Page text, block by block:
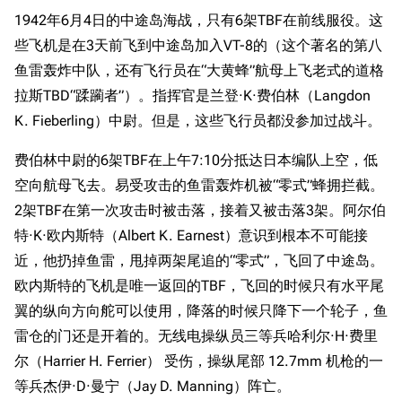
1942年6月4日的中途岛海战，只有6架TBF在前线服役。这
些飞机是在3天前飞到中途岛加入VT-8的（这个著名的第八
鱼雷轰炸中队，还有飞行员在“大黄蜂”航母上飞老式的道格
拉斯TBD“蹂躏者”）。指挥官是兰登·K·费伯林（Langdon
K. Fieberling）中尉。但是，这些飞行员都没参加过战斗。
费伯林中尉的6架TBF在上午7:10分抵达日本编队上空，低
空向航母飞去。易受攻击的鱼雷轰炸机被“零式”蜂拥拦截。
2架TBF在第一次攻击时被击落，接着又被击落3架。阿尔伯
特·K·欧内斯特（Albert K. Earnest）意识到根本不可能接
近，他扔掉鱼雷，甩掉两架尾追的“零式”，飞回了中途岛。
欧内斯特的飞机是唯一返回的TBF，飞回的时候只有水平尾
翼的纵向方向舵可以使用，降落的时候只降下一个轮子，鱼
雷仓的门还是开着的。无线电操纵员三等兵哈利尔·H·费里
尔（Harrier H. Ferrier） 受伤，操纵尾部 12.7mm 机枪的一
等兵杰伊·D·曼宁（Jay D. Manning）阵亡。